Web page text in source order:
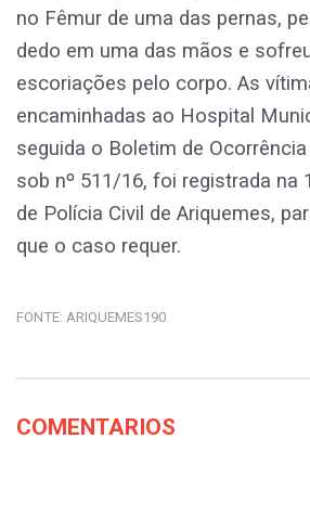
no Fêmur de uma das pernas,
dedo em uma das mãos e
escoriações pelo corpo. As
encaminhadas ao Hospital
seguida o Boletim de
sob nº 511/16, foi registrada na
de Polícia Civil de Ariquemes,
que o caso requer.
FONTE: ARIQUEMES190
COMENTARIOS